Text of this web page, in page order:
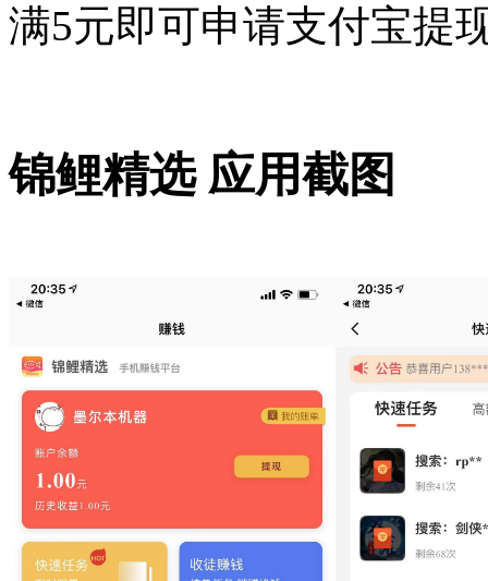
满5元即可申请支付宝提
锦鲤精选 应用截图